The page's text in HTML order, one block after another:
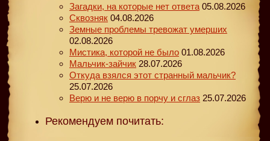
Загадки, на которые нет ответа 05.08.2026
Сквозняк 04.08.2026
Земные проблемы тревожат умерших
02.08.2026
Мистика, которой не было 01.08.2026
Мальчик-зайчик 28.07.2026
Откуда взялся этот странный мальчик?
25.07.2026
Верю и не верю в порчу и сглаз 25.07.2026
Рекомендуем почитать: